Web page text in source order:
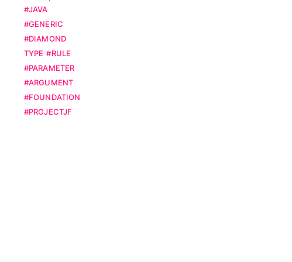
는다는 것이
다. 클래스 내
부에 사용할
타입을 클래
#JAVA
#GENERIC
#DIAMOND
TYPE #RULE
#PARAMETER
#ARGUMENT
#FOUNDATION
#PROJECTJF